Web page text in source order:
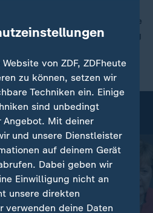
vor einem Rückstand
Man müsse eine
Forschung bis zur Anwendung
Generaldebatte
von ZDF, ZDFheute
zu können, setzen wir
Techniken ein. Einige
sind unbedingt
Mit deiner
und unsere Dienstleister
auf deinem Gerät
Dabei geben wir
Einwilligung nicht an
unsere direkten
verwenden deine Daten